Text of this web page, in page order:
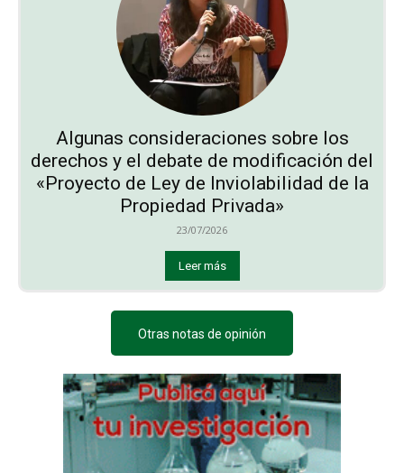
Algunas consideraciones sobre los
derechos y el debate de modificación del
«Proyecto de Ley de Inviolabilidad de la
Propiedad Privada»
23/07/2026
Leer más
Otras notas de opinión